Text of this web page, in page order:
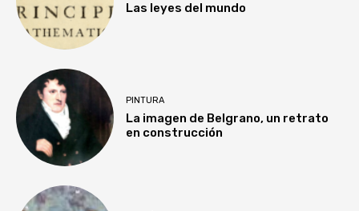
Las leyes del mundo
PINTURA
La imagen de Belgrano, un retrato
en construcción